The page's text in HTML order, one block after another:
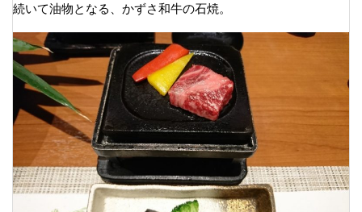
続いて油物となる、かずさ和牛の石焼。